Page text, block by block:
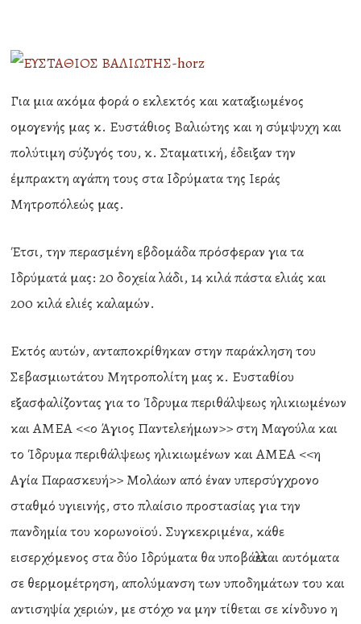
Για μια ακόμα φορά ο εκλεκτός και καταξιωμένος
ομογενής μας κ. Ευστάθιος Βαλιώτης και η σύμψυχη και
πολύτιμη σύζυγός του, κ. Σταματική, έδειξαν την
έμπρακτη αγάπη τους στα Ιδρύματα της Ιεράς
Μητροπόλεώς μας.
Έτσι, την περασμένη εβδομάδα πρόσφεραν για τα
Ιδρύματά μας: 20 δοχεία λάδι, 14 κιλά πάστα ελιάς και
200 κιλά ελιές καλαμών.
Εκτός αυτών, ανταποκρίθηκαν στην παράκληση του
Σεβασμιωτάτου Μητροπολίτη μας κ. Ευσταθίου
εξασφαλίζοντας για το Ίδρυμα περιθάλψεως ηλικιωμένων
και ΑΜΕΑ <<ο Άγιος Παντελεήμων>> στη Μαγούλα και
το Ίδρυμα περιθάλψεως ηλικιωμένων και ΑΜΕΑ <<η
Αγία Παρασκευή>> Μολάων από έναν υπερσύγχρονο
σταθμό υγιεινής, στο πλαίσιο προστασίας για την
πανδημία του κορωνοϊού. Συγκεκριμένα, κάθε
εισερχόμενος στα δύο Ιδρύματα θα υποβάλλεται αυτόματα
σε θερμομέτρηση, απολύμανση των υποδημάτων του και
αντισηψία χεριών, με στόχο να μην τίθεται σε κίνδυνο η